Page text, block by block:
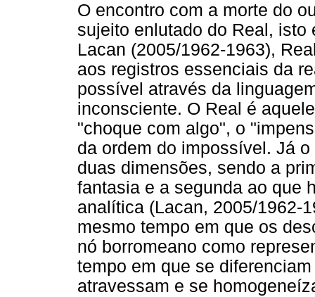
O encontro com a morte do
sujeito enlutado do Real,
Lacan (2005/1962-1963),
aos registros essenciais da
possível através da
inconsciente. O Real é
"choque com algo", o
da ordem do impossível. Já
duas dimensões, sendo a
fantasia e a segunda ao que
analítica (Lacan, 2005/1962-
mesmo tempo em que os
nó borromeano como
tempo em que se
atravessam e se